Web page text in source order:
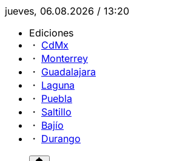
jueves, 06.08.2026 / 13:20
Ediciones
CdMx
Monterrey
Guadalajara
Laguna
Puebla
Saltillo
Bajío
Durango